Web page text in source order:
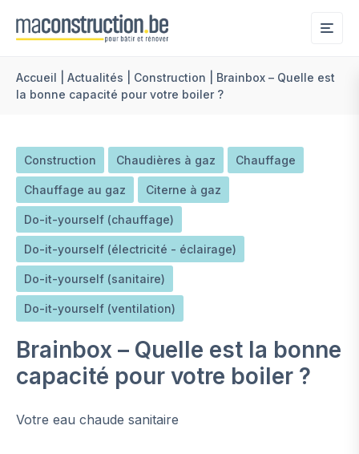
Accueil Actualités Construction
Brainbox – Quelle est
la bonne capacité pour votre boiler ?
Construction Chaudières à gaz Chauffage
Chauffage au gaz Citerne à gaz
Do-it-yourself (chauffage)
Do-it-yourself (électricité - éclairage)
Do-it-yourself (sanitaire)
Do-it-yourself (ventilation)
Brainbox – Quelle est la bonne
capacité pour votre boiler ?
Votre eau chaude sanitaire